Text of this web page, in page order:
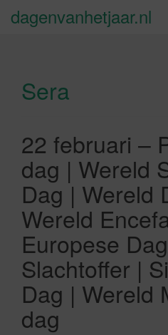
dagenvanhetjaar.nl
Sera
22 februari –
dag | Wereld
Dag | Wereld
Wereld
Europese
Slachtoffer |
Dag | Wereld
dag